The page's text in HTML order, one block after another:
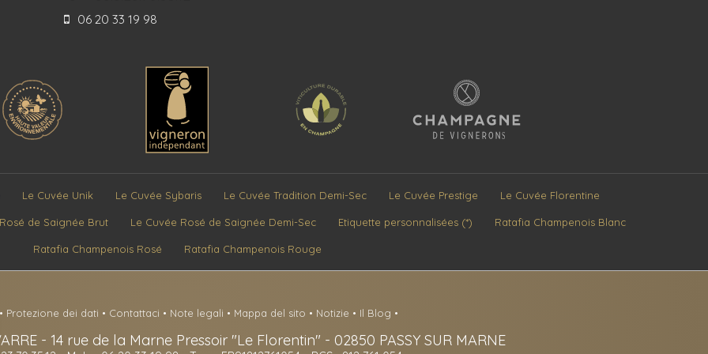
06 20 33 19 98
Le Cuvée Unik Le Cuvée Sybaris Le Cuvée Tradition Demi-Sec Le Cuvée Prestige Le Cuvée Florentine
de Saignée Brut Le Cuvée Rosé de Saignée Demi-Sec Etiquette personnalisées (*) Ratafia Champenois Blanc
Ratafia Champenois Rosé Ratafia Champenois Rouge
• Protezione dei dati • Contattaci • Note legali • Mappa del sito • Notizie • Il Blog •
- 14 rue de la Marne Pressoir "Le Florentin" - 02850 PASSY SUR MARNE